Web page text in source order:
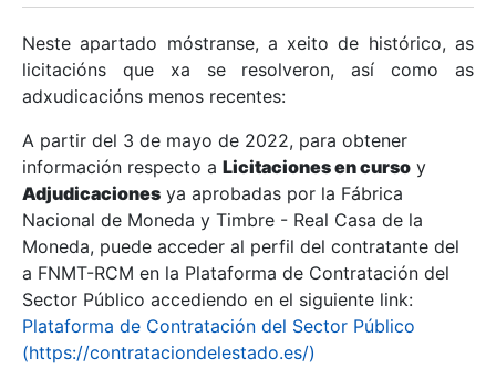
Mostrar/Ocultar
Mostrar/Ocultar
Mostrar/Ocultar
Neste apartado móstranse, a xeito de histórico, as
licitacións que xa se resolveron, así como as
adxudicacións menos recentes:
A partir del 3 de mayo de 2022, para obtener
información respecto a Licitaciones en curso y
Adjudicaciones ya aprobadas por la Fábrica
Nacional de Moneda y Timbre - Real Casa de la
Moneda, puede acceder al perfil del contratante del
a FNMT-RCM en la Plataforma de Contratación del
Sector Público accediendo en el siguiente link:
Plataforma de Contratación del Sector Público
(https://contrataciondelestado.es/)